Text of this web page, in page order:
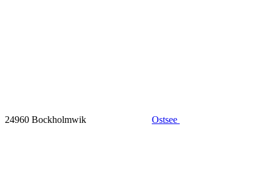
24960 Bockholmwik Ostsee